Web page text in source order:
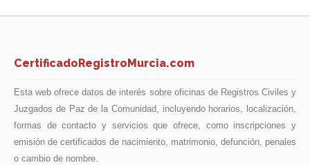
CertificadoRegistroMurcia.com
Esta web ofrece datos de interés sobre oficinas de Registros Civiles y
Juzgados de Paz de la Comunidad, incluyendo horarios, localización,
formas de contacto y servicios que ofrece, como inscripciones y
emisión de certificados de nacimiento, matrimonio, defunción, penales
o cambio de nombre.